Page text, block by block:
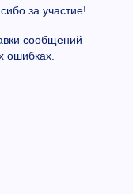
за участие!
сообщений
ошибках.